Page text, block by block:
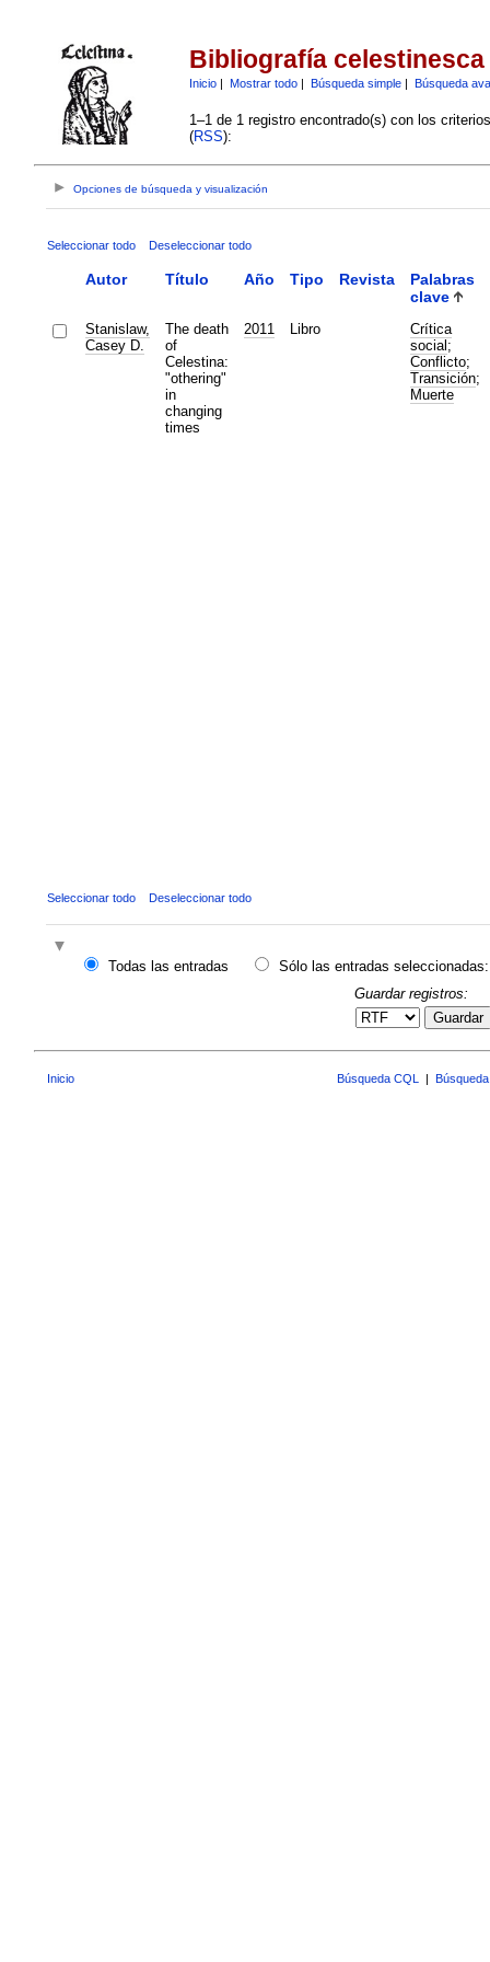
Bibliografía celestinesca
Inicio| Mostrar todo| Búsqueda simple| Búsqueda
1–1 de 1 registro encontrado(s) con los
(RSS):
Opciones de búsqueda y visualización
Seleccionar todo Deseleccionar todo
Autor Título Año Tipo Revista
Palabras
clave
Stanislaw,
Casey D.
The death
of
Celestina:
"othering"
in
changing
times
2011 Libro
Crítica
social ;
Conflicto;
Transición;
Muerte
Seleccionar todo Deseleccionar todo
Todas las entradas
Sólo las entradas seleccionadas:
Guardar registros:
Guardar
Inicio Búsqueda CQL